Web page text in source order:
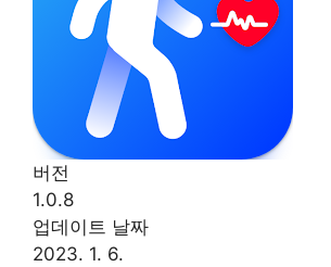
버전
1.0.8
업데이트 날짜
2023. 1. 6.